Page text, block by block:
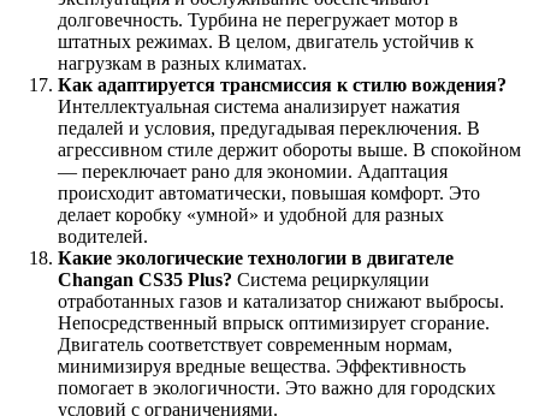
долговечность. Турбина не перегружает мотор в
штатных режимах. В целом, двигатель устойчив к
нагрузкам в разных климатах.
Как адаптируется трансмиссия к стилю вождения?
Интеллектуальная система анализирует нажатия
педалей и условия, предугадывая переключения. В
агрессивном стиле держит обороты выше. В спокойном
— переключает рано для экономии. Адаптация
происходит автоматически, повышая комфорт. Это
делает коробку «умной» и удобной для разных
водителей.
Какие экологические технологии в двигателе
Changan CS35 Plus? Система рециркуляции
отработанных газов и катализатор снижают выбросы.
Непосредственный впрыск оптимизирует сгорание.
Двигатель соответствует современным нормам,
минимизируя вредные вещества. Эффективность
помогает в экологичности. Это важно для городских
условий с ограничениями.